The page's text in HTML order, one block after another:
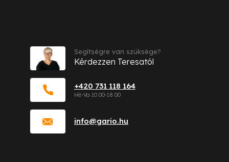
info@gario.hu
+420 731 118 164
Segítségre van szüksége?
Kérdezzen Teresatól